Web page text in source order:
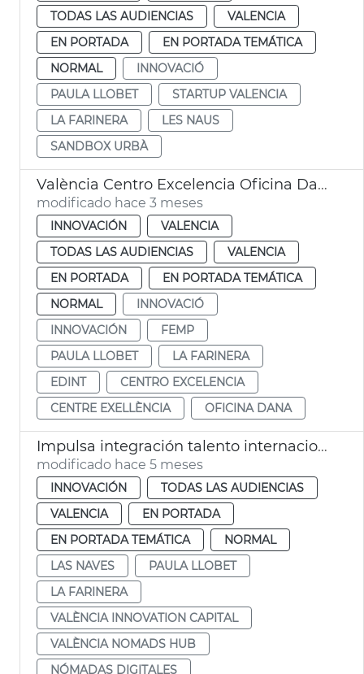
TODAS LAS AUDIENCIAS
VALENCIA
EN PORTADA
EN PORTADA TEMÁTICA
NORMAL
INNOVACIÓ
PAULA LLOBET
STARTUP VALENCIA
LA FARINERA
LES NAUS
SANDBOX URBÀ
València Centro Excelencia Oficina Dato EDINT
modificado hace 3 meses
INNOVACIÓN
VALENCIA
TODAS LAS AUDIENCIAS
VALENCIA
EN PORTADA
EN PORTADA TEMÁTICA
NORMAL
INNOVACIÓ
INNOVACIÓN
FEMP
PAULA LLOBET
LA FARINERA
EDINT
CENTRO EXCELENCIA
CENTRE EXELLÈNCIA
OFICINA DANA
Impulsa integración talento internacional València Nomads Hub
modificado hace 5 meses
INNOVACIÓN
TODAS LAS AUDIENCIAS
VALENCIA
EN PORTADA
EN PORTADA TEMÁTICA
NORMAL
LAS NAVES
PAULA LLOBET
LA FARINERA
VALÈNCIA INNOVATION CAPITAL
VALÈNCIA NOMADS HUB
NÓMADAS DIGITALES